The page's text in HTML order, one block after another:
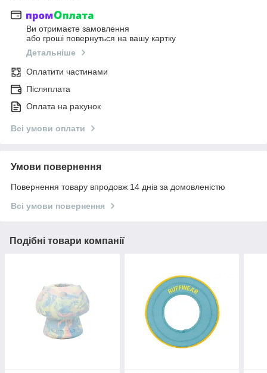
Ви отримаєте замовлення
або гроші повернуться на вашу картку
Детальніше
Оплатити частинами
Післяплата
Оплата на рахунок
Всі умови оплати
Умови повернення
Повернення товару впродовж 14 днів за домовленістю
Всі умови повернення
Подібні товари компанії